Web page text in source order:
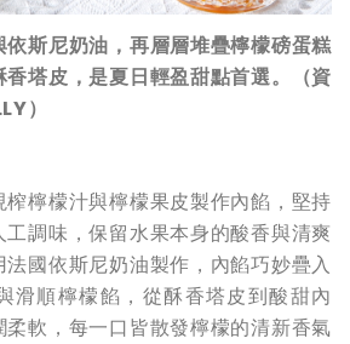
斯尼奶油，再層層堆疊檸檬磅蛋糕
塔皮，是夏日輕盈甜點首選。（資
）
榨檸檬汁與檸檬果皮製作內餡，堅持
調味，保留水果本身的酸香與清爽
國依斯尼奶油製作，內餡巧妙疊入
滑順檸檬餡，從酥香塔皮到酸甜內
軟，每一口皆散發檸檬的清新香氣